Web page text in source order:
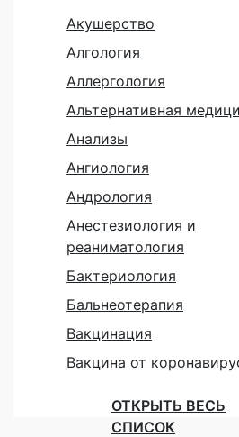
Акушерство
Алгология
Аллергология
Альтернативная
Анализы
Ангиология
Андрология
Анестезиология и
реаниматология
Бактериология
Бальнеотерапия
Вакцинация
Вакцина от
ОТКРЫТЬ ВЕСЬ
СПИСОК